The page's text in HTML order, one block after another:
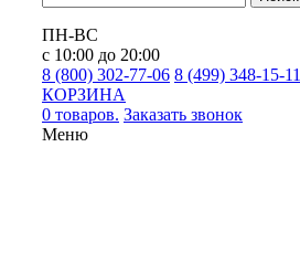
ПН-ВС
с 10:00 до 20:00
8 (800) 302-77-06 8 (499) 348-15-11
КОРЗИНА
0 товаров. Заказать звонок
Меню